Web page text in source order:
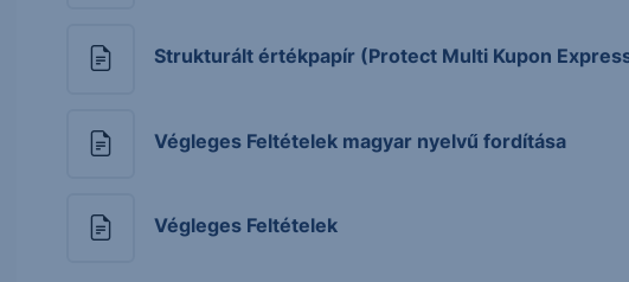
Strukturált értékpapír (Protect Multi Kupon
Végleges Feltételek magyar nyelvű fordítása
Végleges Feltételek